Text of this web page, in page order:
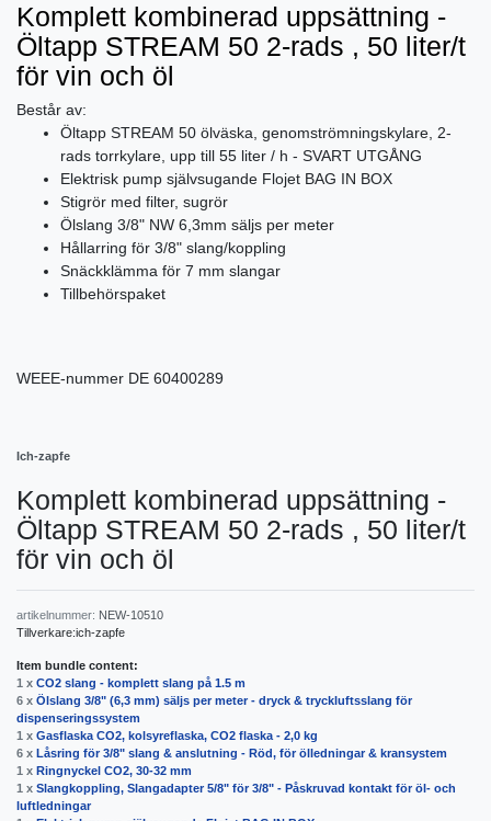
Komplett kombinerad uppsättning -
Öltapp STREAM 50 2-rads , 50 liter/t
för vin och öl
Består av:
Öltapp STREAM 50 ölväska, genomströmningskylare, 2-
rads torrkylare, upp till 55 liter / h - SVART UTGÅNG
Elektrisk pump självsugande Flojet BAG IN BOX
Stigrör med filter, sugrör
Ölslang 3/8" NW 6,3mm säljs per meter
Hållarring för 3/8" slang/koppling
Snäckklämma för 7 mm slangar
Tillbehörspaket
WEEE-nummer DE 60400289
Ich-zapfe
Komplett kombinerad uppsättning -
Öltapp STREAM 50 2-rads , 50 liter/t
för vin och öl
artikelnummer: NEW-10510
Tillverkare:ich-zapfe
Item bundle content:
1 x CO2 slang - komplett slang på 1.5 m
6 x Ölslang 3/8" (6,3 mm) säljs per meter - dryck & tryckluftsslang för
dispenseringssystem
1 x Gasflaska CO2, kolsyreflaska, CO2 flaska - 2,0 kg
6 x Låsring för 3/8" slang & anslutning - Röd, för ölledningar & kransystem
1 x Ringnyckel CO2, 30-32 mm
1 x Slangkoppling, Slangadapter 5/8" för 3/8" - Påskruvad kontakt för öl- och
luftledningar